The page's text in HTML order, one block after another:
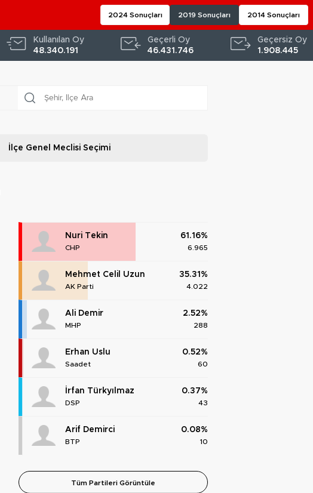
2024 Sonuçları 2019 Sonuçları 2014 Sonuçları
Kullanılan Oy
48.340.191
Geçerli Oy
46.431.746
Geçersiz Oy
1.908.445
İlçe Genel MeclisiSeçimi
Nuri Tekin
CHP
61.16%
6.965
Mehmet Celil Uzun
AK Parti
35.31%
4.022
Ali Demir
MHP
2.52%
288
Erhan Uslu
Saadet
0.52%
60
İrfan Türkyılmaz
DSP
0.37%
43
Arif Demirci
BTP
0.08%
10
Tüm Partileri Görüntüle